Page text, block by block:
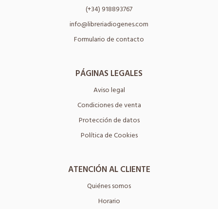
(+34) 918893767
info@libreriadiogenes.com
Formulario de contacto
PÁGINAS LEGALES
Aviso legal
Condiciones de venta
Protección de datos
Política de Cookies
ATENCIÓN AL CLIENTE
Quiénes somos
Horario